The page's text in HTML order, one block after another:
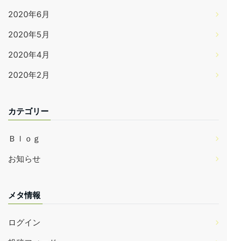
2020年6月
2020年5月
2020年4月
2020年2月
カテゴリー
Ｂｌｏｇ
お知らせ
メタ情報
ログイン